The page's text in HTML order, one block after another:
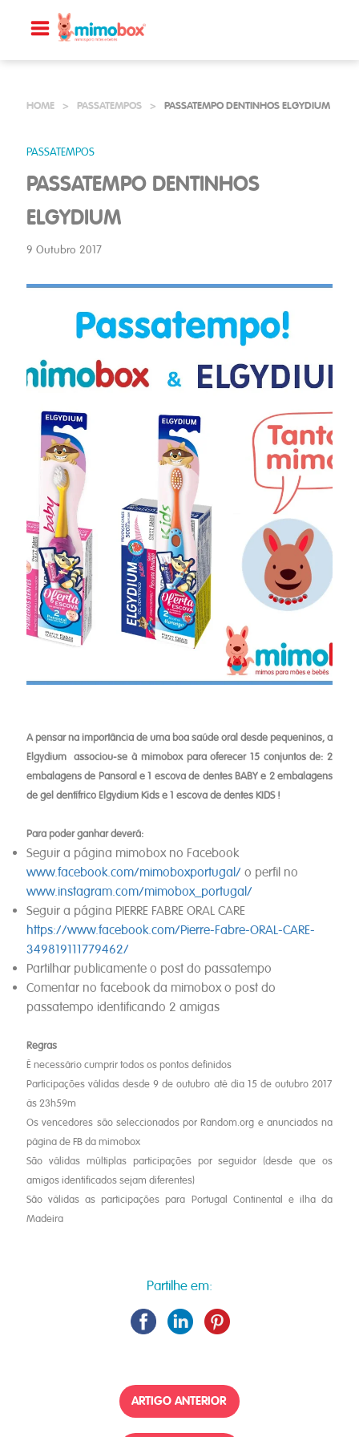
HOME > PASSATEMPOS > PASSATEMPO DENTINHOS ELGYDIUM
PASSATEMPOS
PASSATEMPO DENTINHOS
ELGYDIUM
9 Outubro 2017
A pensar na importância de uma boa saúde oral desde pequeninos, a
Elgydium associou-se à mimobox para oferecer 15 conjuntos de: 2
embalagens de Pansoral e 1 escova de dentes BABY e 2 embalagens
de gel dentífrico Elgydium Kids e 1 escova de dentes KIDS !
Para poder ganhar deverá:
Seguir a página mimobox no Facebook
www.facebook.com/mimoboxportugal/ o perfil no
www.instagram.com/mimobox_portugal/
Seguir a página PIERRE FABRE ORAL CARE
https://www.facebook.com/Pierre-Fabre-ORAL-CARE-
349819111779462/
Partilhar publicamente o post do passatempo
Comentar no facebook da mimobox o post do
passatempo identificando 2 amigas
Regras
É necessário cumprir todos os pontos definidos
Participações válidas desde 9 de outubro até dia 15 de outubro 2017
às 23h59m
Os vencedores são seleccionados por Random.org e anunciados na
página de FB da mimobox
São válidas múltiplas participações por seguidor (desde que os
amigos identificados sejam diferentes)
São válidas as participações para Portugal Continental e ilha da
Madeira
Partilhe em:
ARTIGO ANTERIOR